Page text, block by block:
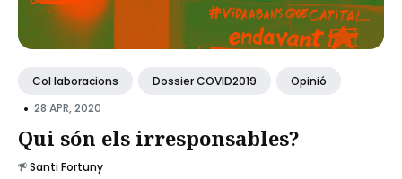
Col·laboracions Dossier COVID2019 Opinió
• 28 APR, 2020
Qui són els irresponsables?
Santi Fortuny